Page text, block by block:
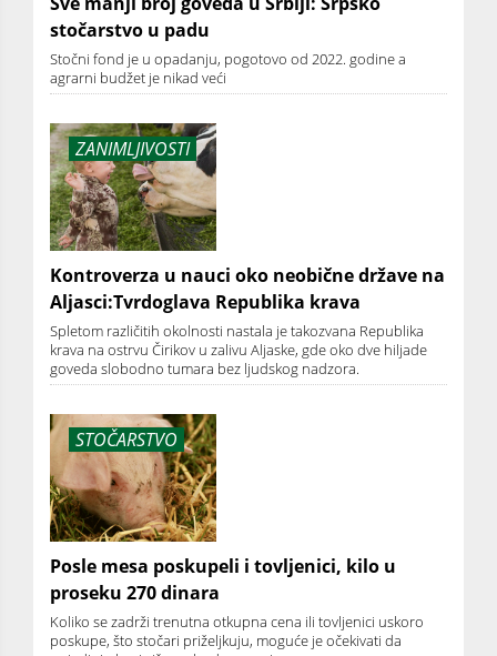
stočarstvo u padu
Stočni fond je u opadanju, pogotovo od 2022. godine a
agrarni budžet je nikad veći
ZANIMLJIVOSTI
Kontroverza u nauci oko neobične države na
Aljasci:Tvrdoglava Republika krava
Spletom različitih okolnosti nastala je takozvana Republika
krava na ostrvu Čirikov u zalivu Aljaske, gde oko dve hiljade
goveda slobodno tumara bez ljudskog nadzora.
STOČARSTVO
Posle mesa poskupeli i tovljenici, kilo u
proseku 270 dinara
Koliko se zadrži trenutna otkupna cena ili tovljenici uskoro
poskupe, što stočari priželjkuju, moguće je očekivati da